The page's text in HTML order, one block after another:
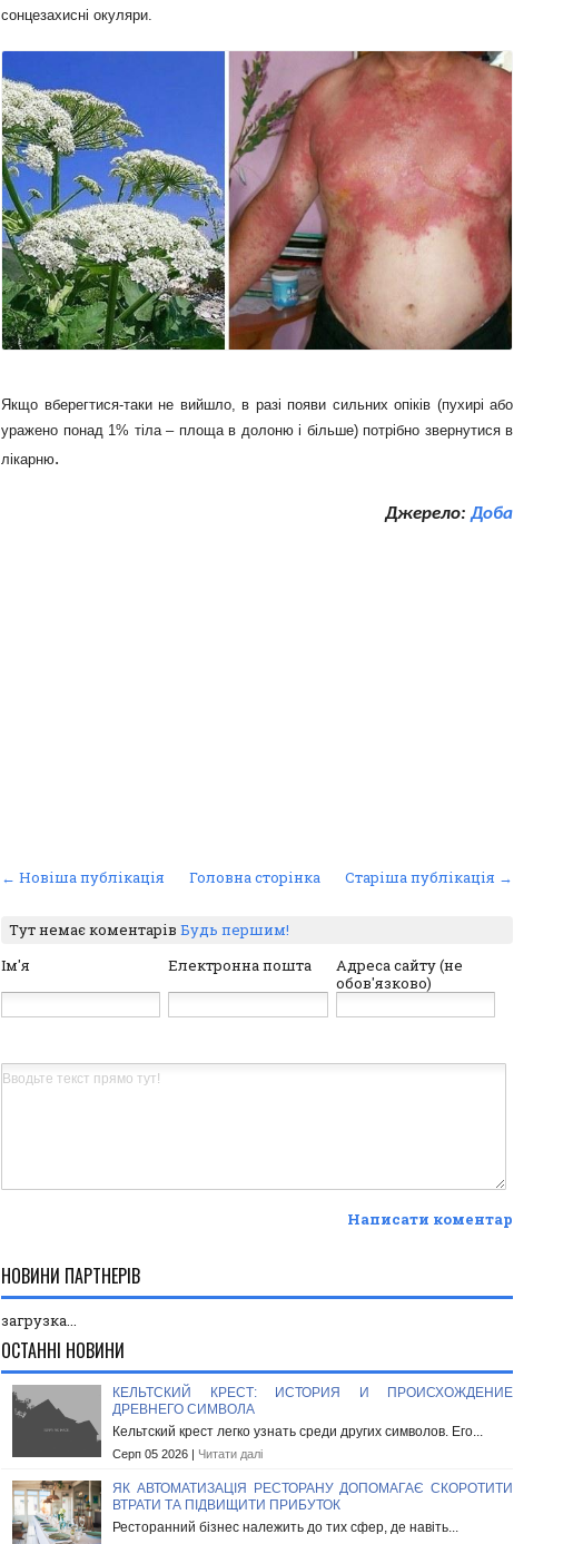
сонцезахисні окуляри.
Якщо вберегтися-таки не вийшло, в разі появи сильних опіків (пухирі або
уражено понад 1% тіла – площа в долоню і більше) потрібно звернутися в
лікарню.
Джерело: Доба
← Новіша публікація Старіша публікація →
Головна сторінка
Тут немає коментарів Будь першим!
Ім'я
Електронна пошта
Адреса сайту (не
обов'язково)
Написати коментар
НОВИНИ ПАРТНЕРІВ
загрузка...
ОСТАННІ НОВИНИ
КЕЛЬТСКИЙ КРЕСТ: ИСТОРИЯ И ПРОИСХОЖДЕНИЕ
ДРЕВНЕГО СИМВОЛА
Кельтский крест легко узнать среди других символов. Его...
Серп 05 2026 | Читати далі
ЯК АВТОМАТИЗАЦІЯ РЕСТОРАНУ ДОПОМАГАЄ СКОРОТИТИ
ВТРАТИ ТА ПІДВИЩИТИ ПРИБУТОК
Ресторанний бізнес належить до тих сфер, де навіть...